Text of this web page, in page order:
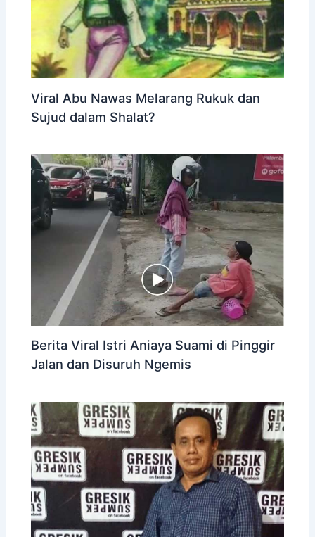
Viral Abu Nawas Melarang Rukuk dan
Sujud dalam Shalat?
Berita Viral Istri Aniaya Suami di Pinggir
Jalan dan Disuruh Ngemis